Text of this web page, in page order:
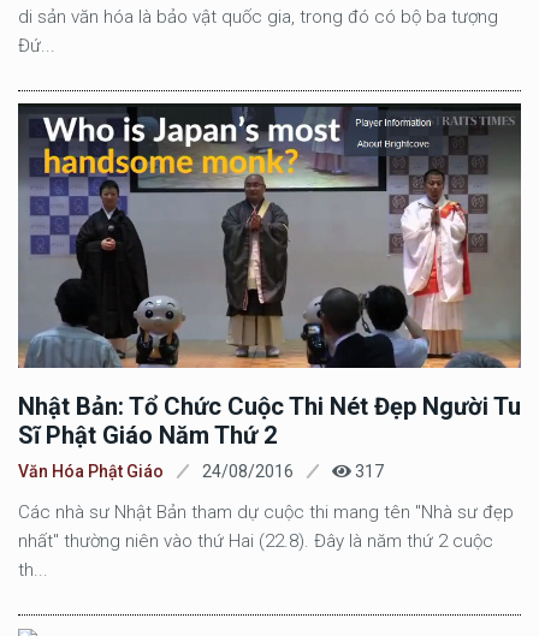
di sản văn hóa là bảo vật quốc gia, trong đó có bộ ba tượng
Đứ...
Nhật Bản: Tổ Chức Cuộc Thi Nét Đẹp Người Tu
Sĩ Phật Giáo Năm Thứ 2
Văn Hóa Phật Giáo 24/08/2016 317
Các nhà sư Nhật Bản tham dự cuộc thi mang tên "Nhà sư đẹp
nhất" thường niên vào thứ Hai (22.8). Đây là năm thứ 2 cuộc
th...